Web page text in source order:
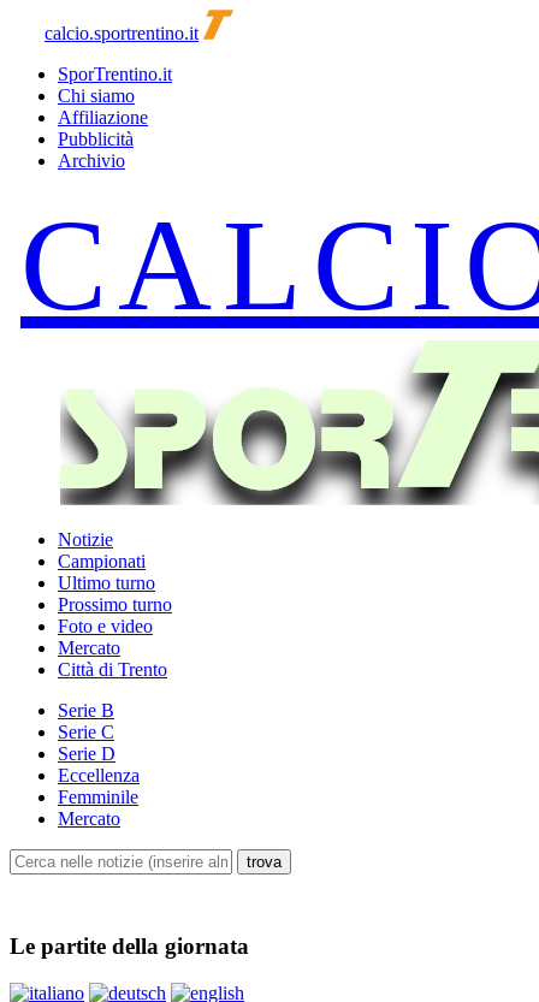
calcio.sportrentino.it
SporTrentino.it
Chi siamo
Affiliazione
Pubblicità
Archivio
Notizie
Campionati
Ultimo turno
Prossimo turno
Foto e video
Mercato
Città di Trento
Serie B
Serie C
Serie D
Eccellenza
Femminile
Mercato
Le partite della giornata